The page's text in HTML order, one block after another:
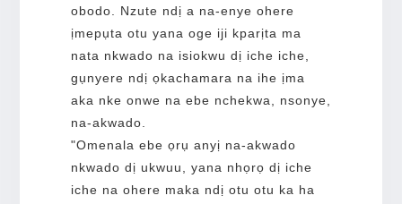
obodo. Nzute ndị a na-enye ohere
ịmepụta otu yana oge iji kparịta ma
nata nkwado na isiokwu dị iche iche,
gụnyere ndị ọkachamara na ihe ịma
aka nke onwe na ebe nchekwa, nsonye,
na-akwado.
"Omenala ebe ọrụ anyị na-akwado
nkwado dị ukwuu, yana nhọrọ dị iche
iche na ohere maka ndị otu otu ka ha